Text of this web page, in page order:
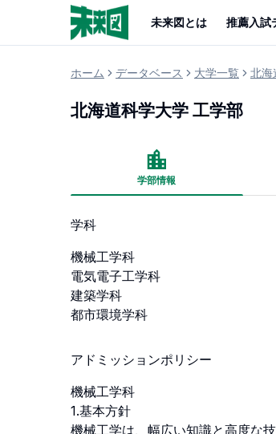
未来図とは 推薦入試
ホーム データベース 大学一覧 北海
北海道科学大学 工学部
学部情報
学科
機械工学科
電気電子工学科
建築学科
都市環境学科
アドミッションポリシー
機械工学科
1.基本方針
機械工学は、幅広い知識と高度な